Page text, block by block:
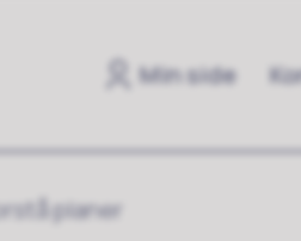
Min side
planer